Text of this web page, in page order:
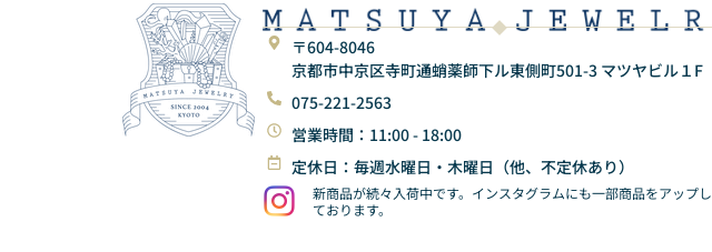
〒604-8046
京都市中京区寺町通蛸薬師下ル東側町501-3 マツヤビル１F
075-221-2563
営業時間：11:00 - 18:00
定休日：毎週水曜日・木曜日（他、不定休あり）
新商品が続々入荷中です。インスタグラムにも一部商品をアップし
ております。